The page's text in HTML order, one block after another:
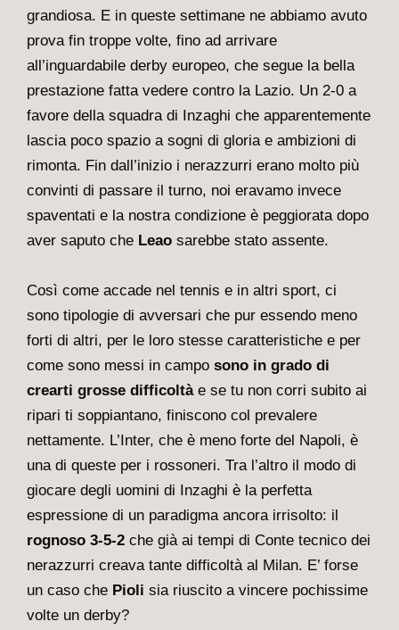
grandiosa. E in queste settimane ne abbiamo avuto
prova fin troppe volte, fino ad arrivare
all’inguardabile derby europeo, che segue la bella
prestazione fatta vedere contro la Lazio. Un 2-0 a
favore della squadra di Inzaghi che apparentemente
lascia poco spazio a sogni di gloria e ambizioni di
rimonta. Fin dall’inizio i nerazzurri erano molto più
convinti di passare il turno, noi eravamo invece
spaventati e la nostra condizione è peggiorata dopo
aver saputo che Leao sarebbe stato assente.
Così come accade nel tennis e in altri sport, ci
sono tipologie di avversari che pur essendo meno
forti di altri, per le loro stesse caratteristiche e per
come sono messi in campo sono in grado di
crearti grosse difficoltàe se tu non corri subito ai
ripari ti soppiantano, finiscono col prevalere
nettamente. L’Inter, che è meno forte del Napoli, è
una di queste per i rossoneri. Tra l’altro il modo di
giocare degli uomini di Inzaghi è la perfetta
espressione di un paradigma ancora irrisolto: il
rognoso 3-5-2 che già ai tempi di Conte tecnico dei
nerazzurri creava tante difficoltà al Milan. E’ forse
un caso che Pioli sia riuscito a vincere pochissime
volte un derby?